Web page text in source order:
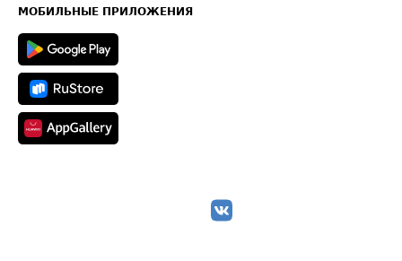
Техническая информация
МОБИЛЬНЫЕ ПРИЛОЖЕНИЯ